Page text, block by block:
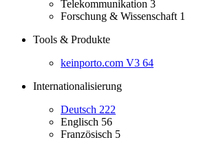
Telekommunikation 3
Forschung & Wissenschaft 1
Tools & Produkte
keinporto.com V3 64
Internationalisierung
Deutsch 222
Englisch 56
Französisch 5